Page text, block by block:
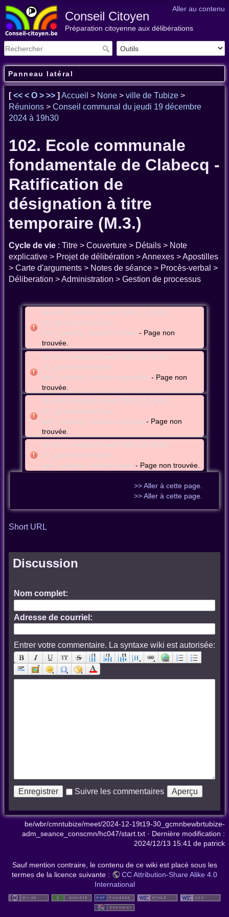
Aller au contenu
Conseil Citoyen
Préparation citoyenne aux délibérations
Panneau latéral
[<< < O > >> ] Accueil > None > ville de Tubize >
Réunions > Conseil communal du jeudi 19 décembre
2024 à 19h30
102. Ecole communale
fondamentale de Clabecq -
Ratification de
désignation à titre
temporaire (M.3.)
Cycle de vie : Titre > Couverture > Détails > Note
explicative > Projet de délibération > Annexes > Apostilles
> Carte d'arguments > Notes de séance > Procès-verbal >
Déliberation > Administration > Gestion de processus
be:wbr:cmntubize:meet:2024-12-19t19-
30_gcmnbewbrtubize-
adm_seance_conscmn:cover - Page non
trouvée.
be:wbr:cmntubize:meet:2024-12-19t19-
30_gcmnbewbrtubize-
adm_seance_conscmn:apostilles - Page non
trouvée.
be:wbr:cmntubize:meet:2024-12-19t19-
30_gcmnbewbrtubize-
adm_seance_conscmn:argmap - Page non
trouvée.
be:wbr:cmntubize:meet:2024-12-19t19-
30_gcmnbewbrtubize-
adm_seance_conscmn:bpm - Page non trouvée.
>> Aller à cette page.
>> Aller à cette page.
Short URL
Discussion
Nom complet:
Adresse de courriel:
Entrer votre commentaire. La syntaxe wiki est autorisée:
Suivre les commentaires
be/wbr/cmntubize/meet/2024-12-19t19-30_gcmnbewbrtubize-
adm_seance_conscmn/hc047/start.txt · Dernière modification :
2024/12/13 15:41 de patrick
Sauf mention contraire, le contenu de ce wiki est placé sous les
termes de la licence suivante :
CC Attribution-Share Alike 4.0
International